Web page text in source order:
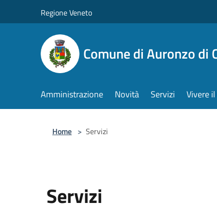
Regione Veneto
Comune di Auronzo di
Amministrazione Novità Servizi Vivere
Home > Servizi
Servizi